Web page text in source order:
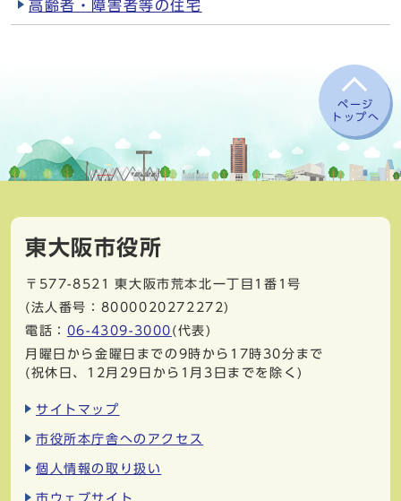
高齢者・障害者等の住宅
ページ
トップへ
東大阪市役所
〒577-8521
東大阪市荒本北一丁目1番1号
(法人番号：8000020272272)
電話： 06-4309-3000 (代表)
月曜日から金曜日までの9時から17時30分まで
(祝休日、12月29日から1月3日までを除く)
サイトマップ
市役所本庁舎へのアクセス
個人情報の取り扱い
市ウェブサイト